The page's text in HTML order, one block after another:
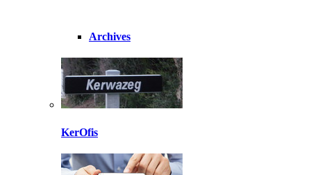
Archives
KerOfis